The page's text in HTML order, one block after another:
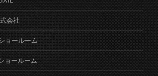
会社
ョールーム
ョールーム